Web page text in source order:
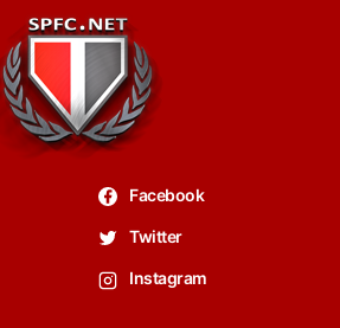
Facebook
Twitter
Instagram